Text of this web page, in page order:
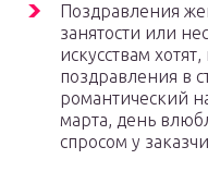
Поздравления
занятости или
искусствам
поздравления в
романтический
марта, день
спросом у